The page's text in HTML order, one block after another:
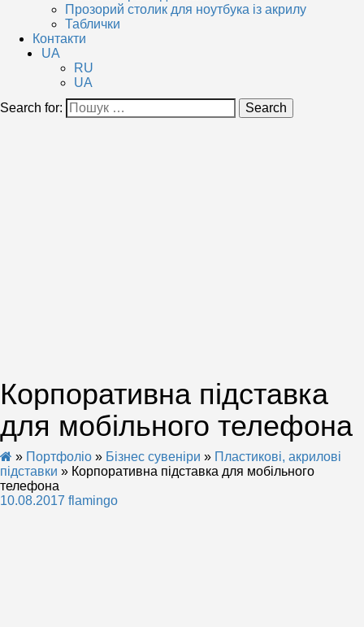
Прозорий столик для ноутбука із акрилу
Таблички
Контакти
UA
RU
UA
Search for:
Search
Корпоративна підставка
для мобільного телефона
» Портфоліо » Бізнес сувеніри » Пластикові, акрилові
підставки » Корпоративна підставка для мобільного
телефона
10.08.2017 flamingo